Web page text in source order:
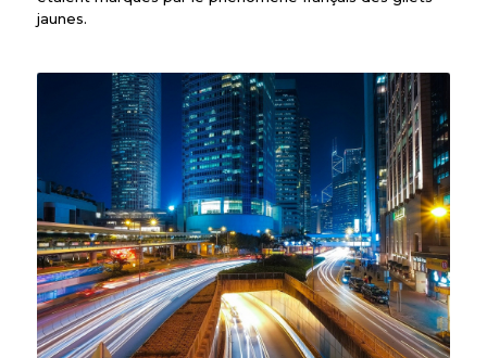
jaunes.